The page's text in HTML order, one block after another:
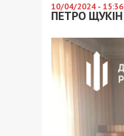
10/04/2024 - 15:36
ПЕТРО ЩУКІН